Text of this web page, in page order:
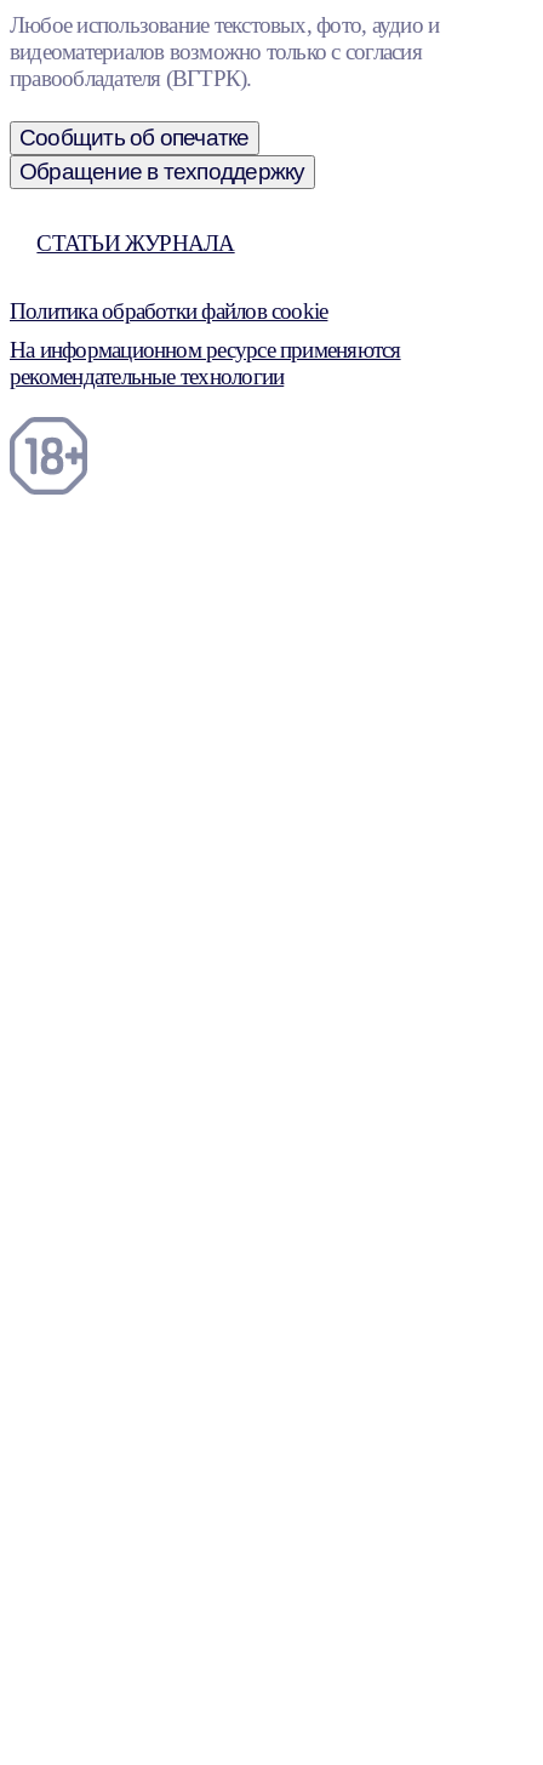
Любое использование текстовых, фото, аудио и
видеоматериалов возможно только с согласия
правообладателя (ВГТРК).
Сообщить об опечатке
Обращение в техподдержку
СТАТЬИ ЖУРНАЛА
Политика обработки файлов cookie
На информационном ресурсе применяются
рекомендательные технологии